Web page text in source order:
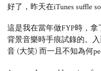
好了，昨天在iTunes suffle
這是我在當年做FYP時，
背景音樂時手痕試錄的。
音 (大笑) 而一且不知為何